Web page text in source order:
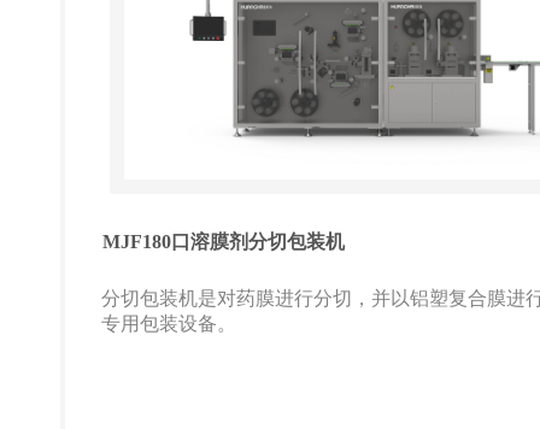
MJF180口溶膜剂分切包装机
分切包装机是对药膜进行分切，并以铝塑复合膜进
专用包装设备。